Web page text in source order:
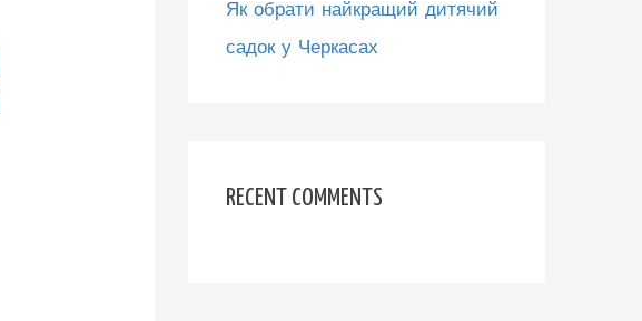
Як обрати найкращий дитячий
садок у Черкасах
RECENT COMMENTS